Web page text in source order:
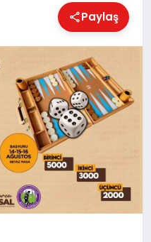
Paylaş